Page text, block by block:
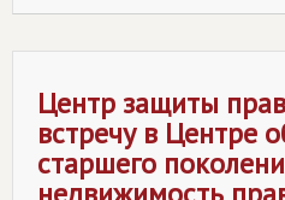
Центр защиты
встречу в Центре
старшего